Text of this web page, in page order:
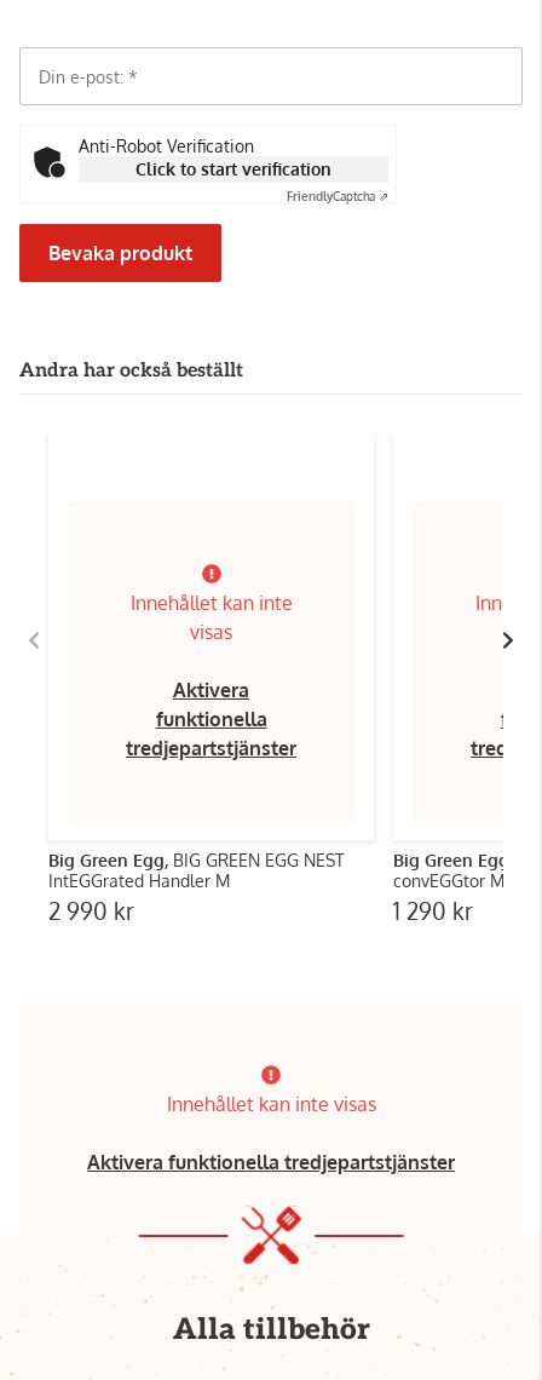
Din e-post:
Anti-Robot Verification
Click to start verification
FriendlyCaptcha ⇗
Bevaka produkt
Andra har också beställt
Innehållet kan inte
visas
Aktivera
funktionella
tredjepartstjänster
Big Green Egg, BIG GREEN EGG NEST
IntEGGrated Handler M
2 990 kr
Big Green Egg,
convEGGtor M
1 290 kr
Innehållet kan inte visas
Aktivera funktionella tredjepartstjänster
Alla tillbehör